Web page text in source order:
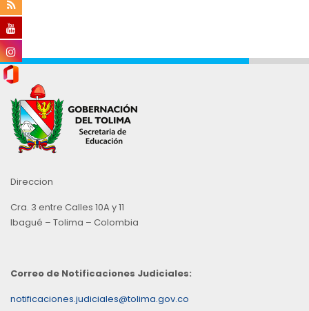
Direccion
Cra. 3 entre Calles 10A y 11
Ibagué – Tolima – Colombia
Correo de Notificaciones Judiciales:
notificaciones.judiciales@tolima.gov.co